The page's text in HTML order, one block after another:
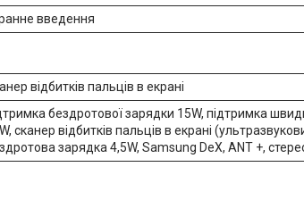
введення
відбитків пальців в екрані
бездротової зарядки 15W, підтримка
сканер відбитків пальців в екрані
зарядка 4,5W, Samsung DeX, ANT +,